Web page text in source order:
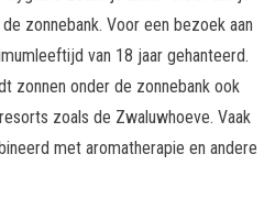
zonnebank. Voor een bezoek aan
van 18 jaar gehanteerd.
zonnen onder de zonnebank ook
zoals de Zwaluwhoeve. Vaak
met aromatherapie en andere